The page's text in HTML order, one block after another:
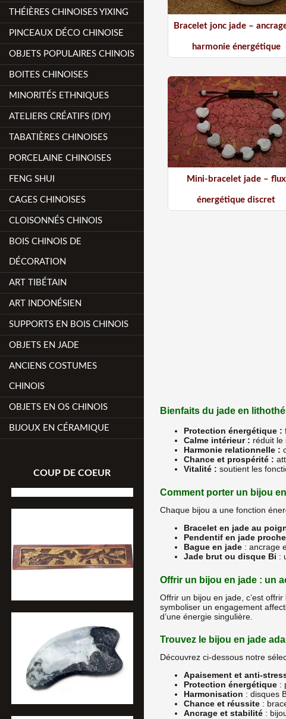
THÉIÈRES CHINOISES YIXING
PINCEAUX DÉCO CHINOISE
OBJETS POPULAIRES CHINOIS
BOITES CHINOISES
MINORITÉS ETHNIQUES
ATELIERS CRÉATIFS (DIY)
TABATIÈRES CHINOISES
PORCELAINE CHINOISES
FENG SHUI
CAGES CHINOISES
CLOISONNÉS CHINOIS
BOIS CHINOIS DE
DÉCORATION
ART TIBÉTAIN
ART INDONÉSIEN
SUPPORTS EN BOIS CHINOIS
OBJETS EN JADE
ANCIENS COSTUMES
CHINOIS
OBJETS EN OS CHINOIS
BIJOUX EN CÉRAMIQUE
COUP DE COEUR
Bracelet jonc jade –
harmonie énergétique
Mini-bracelet jade – flux
énergétique discret
Bienfaits du jade en
Protection énergétique :
Calme intérieur : réduit le
Harmonie relationnelle :
Chance et prospérité :
Vitalité : soutient les
Comment porter un bijou
Chaque bijou a une fonction
Bracelet en jade au
Pendentif en jade
Bague en jade: ancrage
Jade brut ou disque Bi :
Offrir un bijou en jade : un
Offrir un bijou en jade, c’est
symboliser un engagement
d’une énergie singulière.
Trouvez le bijou en jade
Découvrez ci-dessous notre
Apaisement et anti-
Protection énergétique:
Harmonisation : disques
Chance et réussite:
Ancrage et stabilité: